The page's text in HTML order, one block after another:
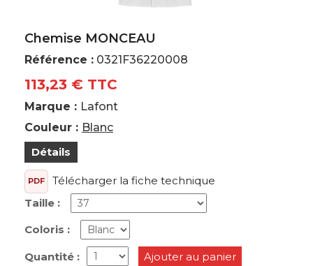
Chemise MONCEAU
Référence : 0321F36220008
113,23 € TTC
Marque : Lafont
Couleur : Blanc
Détails
PDF
Télécharger la fiche technique
Taille :
Coloris :
Quantité : Ajouter au panier